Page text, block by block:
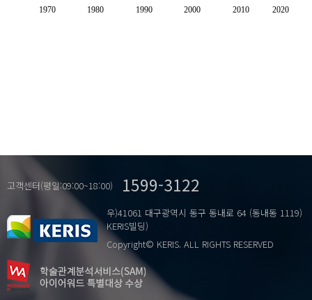
1970 1980 1990 2000 2010 2020
고객센터(평일:09:00~18:00) 1599-3122
우)41061 대구광역시 동구 동내로 64 (동내동 1119)
KERIS빌딩)
Copyright© KERIS. ALL RIGHTS RESERVED